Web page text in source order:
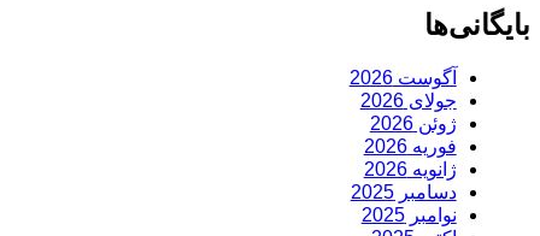
بایگانی‌ها
آگوست 2026
جولای 2026
ژوئن 2026
فوریه 2026
ژانویه 2026
دسامبر 2025
نوامبر 2025